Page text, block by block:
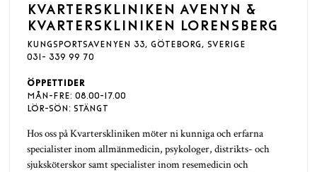
KVARTERSKLINIKEN AVENYN &
KVARTERSKLINIKEN LORENSBERG
KUNGSPORTSAVENYEN 33, GÖTEBORG, SVERIGE
031- 339 99 70
ÖPPETTIDER
MÅN-FRE: 08.00-17.00
LÖR-SÖN: STÄNGT
Hos oss på Kvarterskliniken möter ni kunniga och erfarna
specialister inom allmänmedicin, psykologer, distrikts- och
sjuksköterskor samt specialister inom resemedicin och